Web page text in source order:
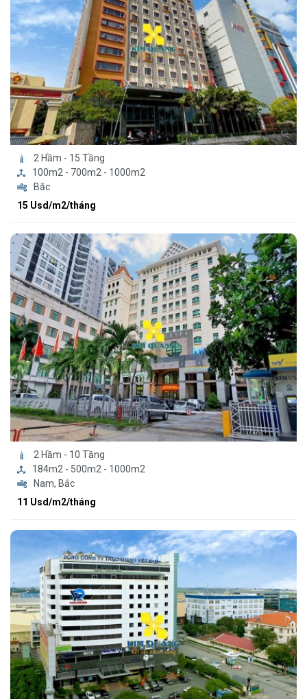
2 Hầm - 15 Tầng
100m2 - 700m2 - 1000m2
Bắc
15 Usd/m2/tháng
2 Hầm - 10 Tầng
184m2 - 500m2 - 1000m2
Nam, Bắc
11 Usd/m2/tháng